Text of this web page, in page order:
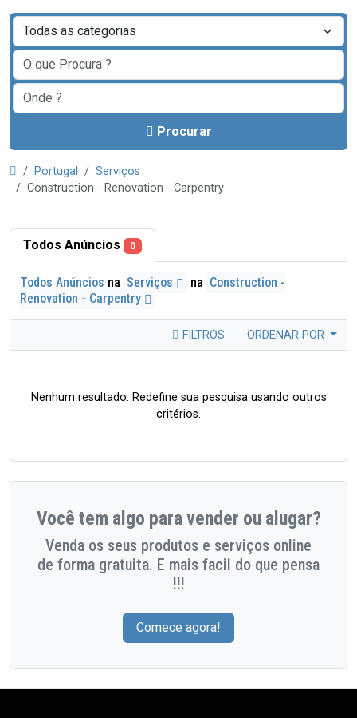
Procurar
Portugal
Serviços
Construction - Renovation - Carpentry
Todos Anúncios 0
Todos Anúncios na Serviços na Construction -
Renovation - Carpentry
FILTROS ORDENAR POR
Nenhum resultado. Redefine sua pesquisa usando outros
critérios.
Você tem algo para vender ou alugar?
Venda os seus produtos e serviços online
de forma gratuita. E mais facil do que pensa
!!!
Comece agora!